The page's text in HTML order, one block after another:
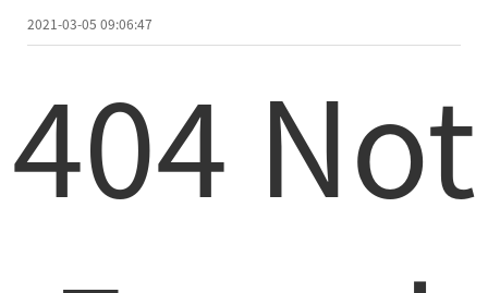
驶示范区”，在提供载人运营服务的同时，
口信息化设备重复建设、降低建设和运营成
本，有效降低区域交通拥堵。经测算，以车
路协同为基础的智能交通基础设施建设，将
对此，李彦宏委员建议国家层面进一步
2021-03-05 09:06:47
404 Not